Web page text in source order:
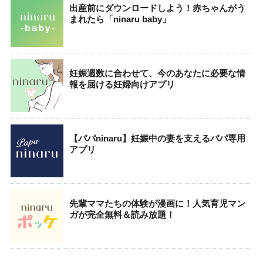
出産前にダウンロードしよう！赤ちゃんがう
まれたら「ninaru baby」
妊娠週数に合わせて、今のあなたに必要な情
報を届ける妊婦向けアプリ
【パパninaru】妊娠中の妻を支えるパパ専用
アプリ
先輩ママたちの体験が漫画に！人気育児マン
ガが完全無料＆読み放題！